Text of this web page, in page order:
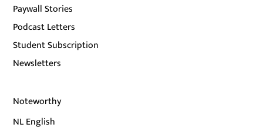
Paywall Stories
Podcast Letters
Student Subscription
Newsletters
Noteworthy
NL English